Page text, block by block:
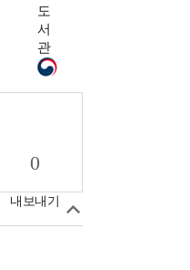
도
서
관
0
내보내기